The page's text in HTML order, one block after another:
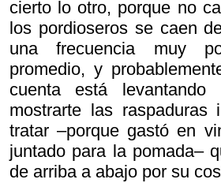
cierto lo otro, porque no
los pordioseros se caen
una frecuencia muy
promedio, y
cuenta está
mostrarte las raspaduras
tratar –porque gastó en
juntado para la pomada–
de arriba a abajo por su